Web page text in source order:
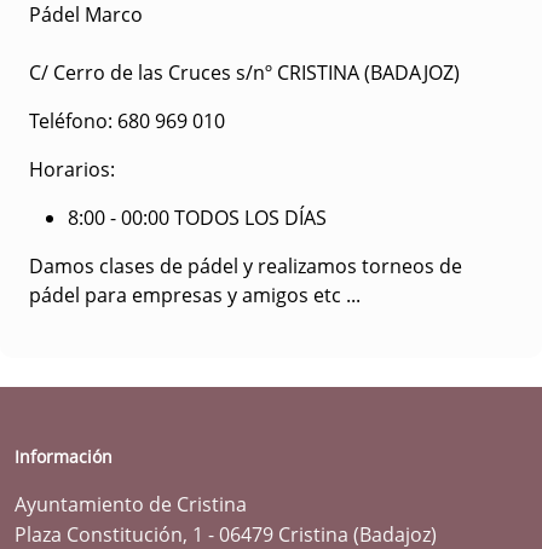
Pádel Marco
C/ Cerro de las Cruces s/nº CRISTINA (BADAJOZ)
Teléfono: 680 969 010
Horarios:
8:00 - 00:00 TODOS LOS DÍAS
Damos clases de pádel y realizamos torneos de
pádel para empresas y amigos etc ...
Información
Ayuntamiento de Cristina
Plaza Constitución, 1 - 06479 Cristina (Badajoz)